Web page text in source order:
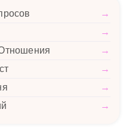
→
→
→
→
→
→